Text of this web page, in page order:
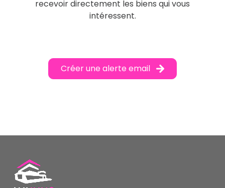
recevoir directement les biens qui vous
intéressent.
Créer une alerte email